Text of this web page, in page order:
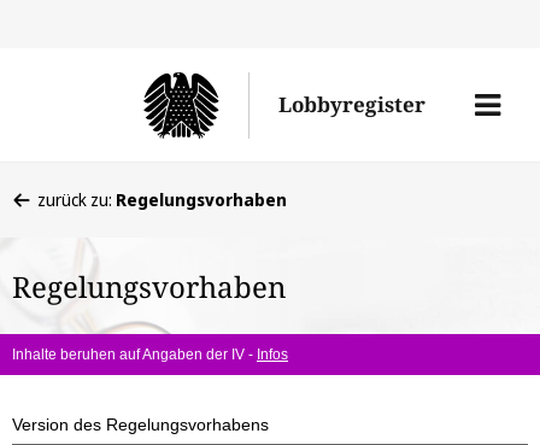
Lobbyregister
Menü
befinden
hier:
zurück zu: Regelungsvorhaben
Regelungsvorhaben
Inhalte beruhen auf Angaben der IV - Infos
Version des Regelungsvorhabens